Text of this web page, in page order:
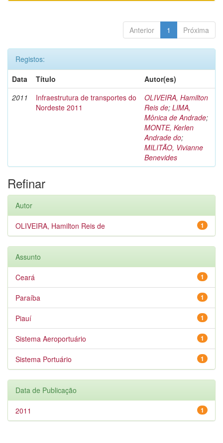
Anterior 1 Próxima
Registos:
Data
Título
Autor(es)
2011
Infraestrutura de transportes do
Nordeste 2011
OLIVEIRA, Hamilton
Reis de; LIMA,
Mônica de Andrade;
MONTE, Kerlen
Andrade do;
MILITÃO, Vivianne
Benevides
Refinar
Autor
1
OLIVEIRA, Hamilton Reis de
Assunto
1
Ceará
1
Paraíba
1
Piauí
1
Sistema Aeroportuário
1
Sistema Portuário
Data de Publicação
1
2011